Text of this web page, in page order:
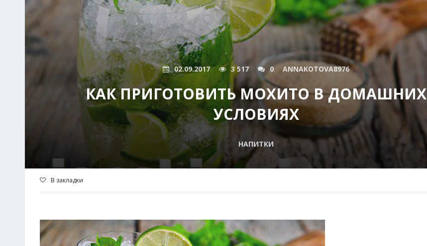
02.09.2017 3 517 0 ANNAKOTOVA8976
КАК ПРИГОТОВИТЬ МОХИТО В ДОМАШНИХ
УСЛОВИЯХ
НАПИТКИ
В закладки